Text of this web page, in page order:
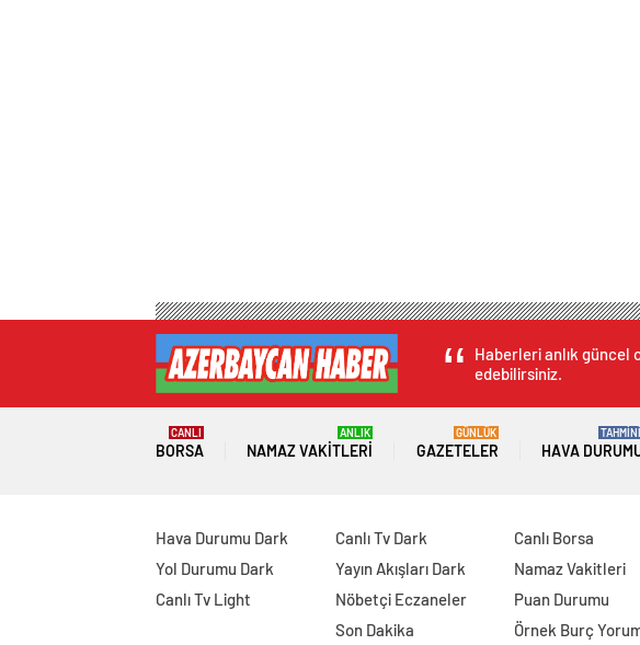
Haberleri anlık
edebilirsiniz.
BORSA
CANLI
NAMAZ VAKITLERI
ANLIK
GAZETELER
GÜNLÜK
HAVA
TAHMİNİ
Hava Durumu Dark
Yol Durumu Dark
Canlı Tv Light
Canlı Tv Dark
Yayın Akışları Dark
Nöbetçi Eczaneler
Son Dakika
Canlı Borsa
Namaz Vakitleri
Puan Durumu
Örnek Burç